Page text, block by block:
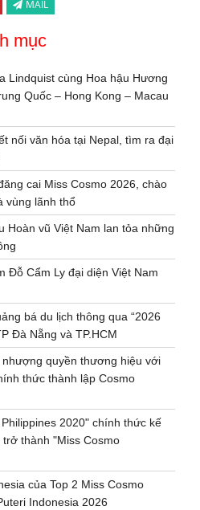
MAIL
mục
Lindquist cùng Hoa hậu Hương
Quốc – Hong Kong – Macau
nối văn hóa tại Nepal, tìm ra đại
cai Miss Cosmo 2026, chào
vùng lãnh thổ
Hoàn vũ Việt Nam lan tỏa những
Đỗ Cẩm Ly đại diện Việt Nam
bá du lịch thông qua “2026
Đà Nẵng và TP.HCM
nhượng quyền thương hiệu với
thức thành lập Cosmo
2020" chính thức kế
thành "Miss Cosmo
của Top 2 Miss Cosmo
Indonesia 2026